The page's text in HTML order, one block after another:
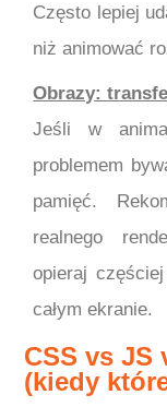
Często lepiej
niż animować
Obrazy:
Jeśli w
problemem
pamięć.
realnego
opieraj
całym ekranie.
CSS vs JS
(kiedy